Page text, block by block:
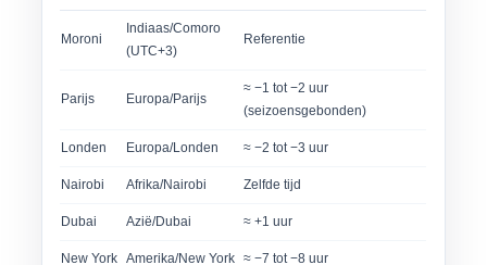
Moroni
Indiaas/Comoro
(UTC+3)
Referentie
Parijs Europa/Parijs
≈ −1 tot −2 uur
(seizoensgebonden)
Londen Europa/Londen ≈ −2 tot −3 uur
Nairobi Afrika/Nairobi Zelfde tijd
Dubai Azië/Dubai ≈ +1 uur
New York Amerika/New York ≈ −7 tot −8 uur